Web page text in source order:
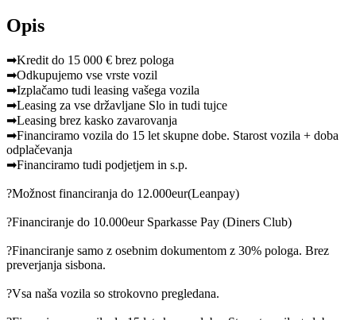
Opis
➡Kredit do 15 000 € brez pologa
➡Odkupujemo vse vrste vozil
➡Izplačamo tudi leasing vašega vozila
➡Leasing za vse državljane Slo in tudi tujce
➡Leasing brez kasko zavarovanja
➡Financiramo vozila do 15 let skupne dobe. Starost vozila + doba
odplačevanja
➡Financiramo tudi podjetjem in s.p.
?Možnost financiranja do 12.000eur(Leanpay)
?Financiranje do 10.000eur Sparkasse Pay (Diners Club)
?Financiranje samo z osebnim dokumentom z 30% pologa. Brez
preverjanja sisbona.
?Vsa naša vozila so strokovno pregledana.